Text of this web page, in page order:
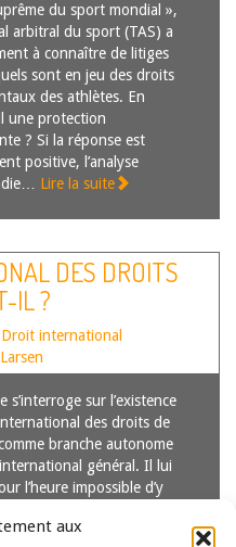
aux
du sport mondial »,
arbitral du sport (TAS) a
à connaître de litiges
sont en jeu des droits
des athlètes. En
une protection
? Si la réponse est
positive, l’analyse
Lire la suite
DES DROITS
IL ?
Droit international
s’interroge sur l’existence
des droits de
comme branche autonome
général. Il lui
l’heure impossible d’y
de son morcellement